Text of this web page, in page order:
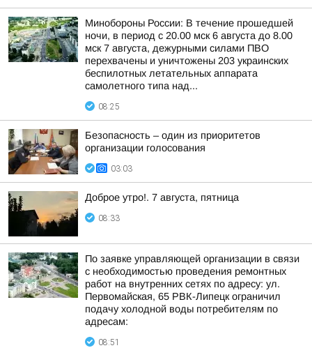
Минобороны России: В течение прошедшей
ночи, в период с 20.00 мск 6 августа до 8.00
мск 7 августа, дежурными силами ПВО
перехвачены и уничтожены 203 украинских
беспилотных летательных аппарата
самолетного типа над...
08:25
Безопасность – один из приоритетов
организации голосования
03:03
Доброе утро!. 7 августа, пятница
08:33
По заявке управляющей организации в связи
с необходимостью проведения ремонтных
работ на внутренних сетях по адресу: ул.
Первомайская, 65 РВК-Липецк ограничил
подачу холодной воды потребителям по
адресам:
08:51